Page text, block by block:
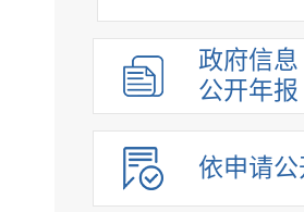
政府信息
公开年报
依申请公